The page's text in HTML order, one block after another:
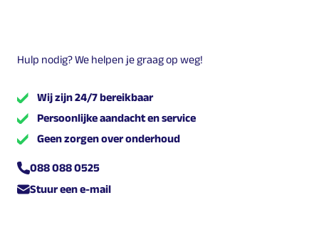
Welke leasevormen zijn er?
Wat zijn de kosten?
De kosten voor leasen zijn een maandelijks bedrag dat
totale kosten zijn inclusief onderhoud etc., maar
Hulp nodig? We helpen je graag op weg!
Wij zijn 24/7 bereikbaar
Persoonlijke aandacht en service
Geen zorgen over onderhoud
088 088 0525
Stuur een e-mail